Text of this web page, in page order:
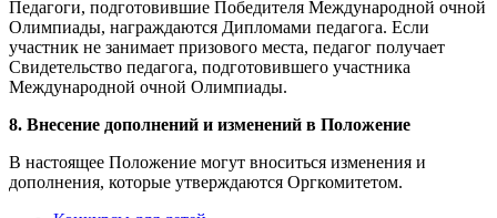
Педагоги, подготовившие Победителя Международной очной
Олимпиады, награждаются Дипломами педагога. Если
участник не занимает призового места, педагог получает
Свидетельство педагога, подготовившего участника
Международной очной Олимпиады.
8. Внесение дополнений и изменений в Положение
В настоящее Положение могут вноситься изменения и
дополнения, которые утверждаются Оргкомитетом.